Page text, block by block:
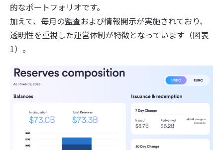
的なポートフォリオです。
加えて、毎月の監査および情報開示が実施されており、
透明性を重視した運営体制が特徴となっています（図表
1）。